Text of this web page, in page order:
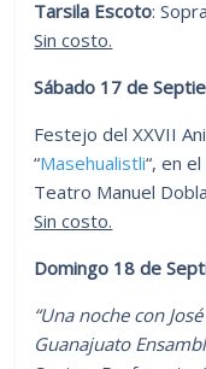
Tarsila Escoto:
Sin costo.
Sábado 17 de
Festejo del XXVII
“Masehualistli“, en
Teatro Manuel
Sin costo.
Domingo 18 de
“Una noche con
Guanajuato